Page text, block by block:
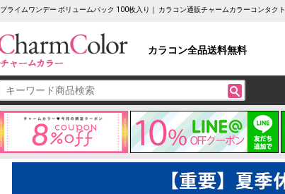
プライムワンデー ボリュームパック 100枚入り｜ カラコン通販チャームカラーコンタクト
カラコン全品送料無料